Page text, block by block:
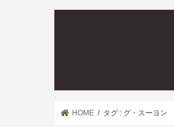
HOME タグ : グ・スーヨン